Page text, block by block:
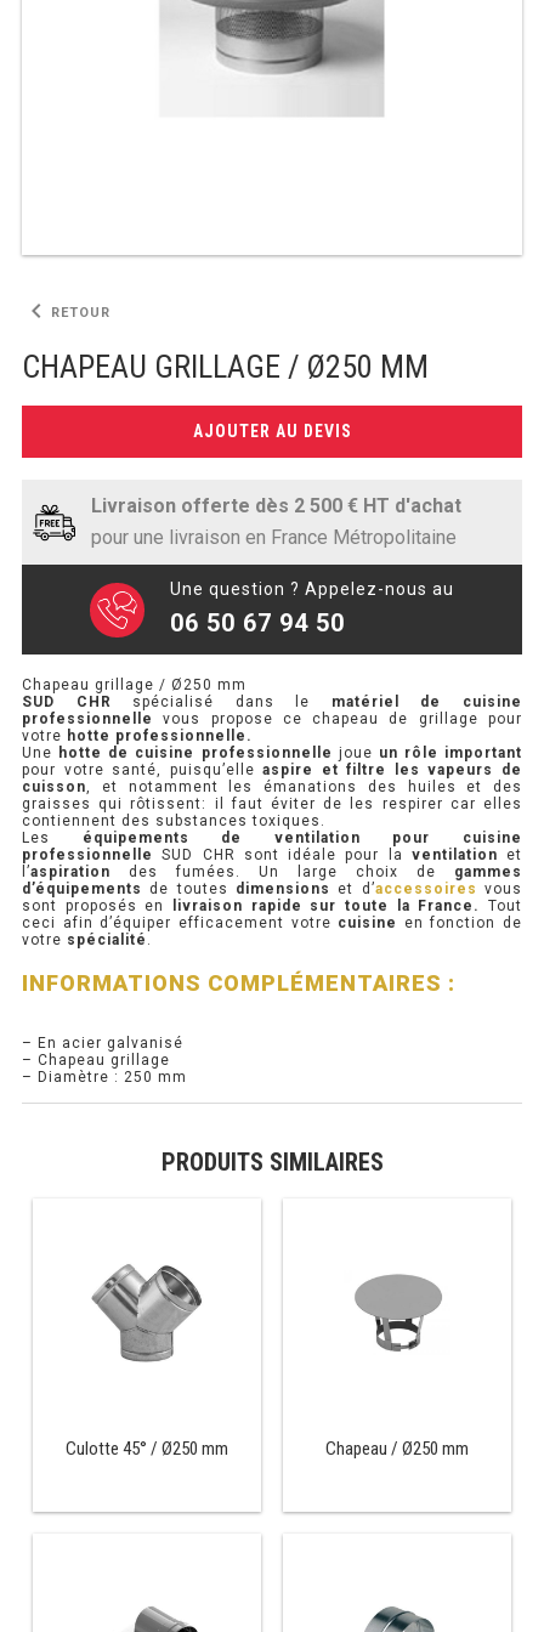
TABLE CONGÉLATEUR
SOUBASSEMENT RÉFRIGÉRÉ
TABLE DE PRÉPARATION
TABLE DE PRÉPARATION COMPACTE
TABLE DE PRÉPARATION 700 / 800
SALADETTE COMPACTE
SALADETTE COMPACTE VITRÉE
SALADETTE 800 VITRÉE
MEUBLE À PIZZA
MEUBLE À PIZZA
PROFONDEUR 300 INOX
PROFONDEUR 400 INOX
keyboard_arrow_left RETOUR
CHAPEAU GRILLAGE / Ø250 MM
AJOUTER AU DEVIS
Livraison offerte dès 2 500 € HT d'achat
pour une livraison en France Métropolitaine
Une question ? Appelez-nous au
06 50 67 94 50
Chapeau grillage / Ø250 mm
SUD CHR
spécialisé dans le matériel de cuisine
professionnelle
vous propose ce chapeau de grillage pour
votre hotte professionnelle.
Une hotte de cuisine professionnelle joue un rôle important
pour votre santé, puisqu’elleaspire et filtre les vapeurs de
cuisson, et notamment les émanations des huiles et des
graisses qui rôtissent: il faut éviter de les respirer car elles
contiennent des substances toxiques.
Les équipements de ventilation pour cuisine
professionnelle
SUD CHR sont idéale pour la ventilation et
l’aspiration des fumées. Un large choix de gammes
d’équipements
de toutes dimensions et d’accessoires vous
sont proposés en
livraison rapide sur toute la France.Tout
ceci afin d’équiper efficacement votre cuisine
en fonction de
votre spécialité .
INFORMATIONS COMPLÉMENTAIRES :
– En acier galvanisé
– Chapeau grillage
– Diamètre : 250 mm
PRODUITS SIMILAIRES
Culotte 45° / Ø250 mm Chapeau / Ø250 mm